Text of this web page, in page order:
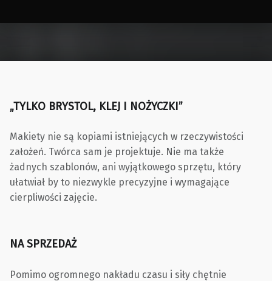
„TYLKO BRYSTOL, KLEJ I NOŻYCZKI”
Makiety nie są kopiami istniejących w rzeczywistości
założeń. Twórca sam je projektuje. Nie ma także
żadnych szablonów, ani wyjątkowego sprzętu, który
ułatwiał by to niezwykle precyzyjne i wymagające
cierpliwości zajęcie.
NA SPRZEDAŻ
Pomimo ogromnego nakładu czasu i siły chętnie